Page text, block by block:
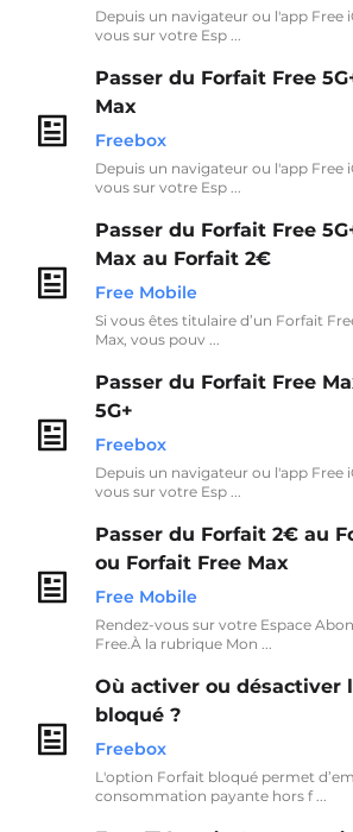
Depuis un navigateur ou l'app Free
vous sur votre Esp ...
Passer du Forfait Free
Max
Freebox
Depuis un navigateur ou l'app Free
vous sur votre Esp ...
Passer du Forfait Free
Max au Forfait 2€
Free Mobile
Si vous êtes titulaire d’un Forfait
Max, vous pouv ...
Passer du Forfait Free
5G+
Freebox
Depuis un navigateur ou l'app Free
vous sur votre Esp ...
Passer du Forfait 2€ au
ou Forfait Free Max
Free Mobile
Rendez-vous sur votre Espace
Free.À la rubrique Mon ...
Où activer ou désactiver
bloqué ?
Freebox
L'option Forfait bloqué permet
consommation payante hors f ...